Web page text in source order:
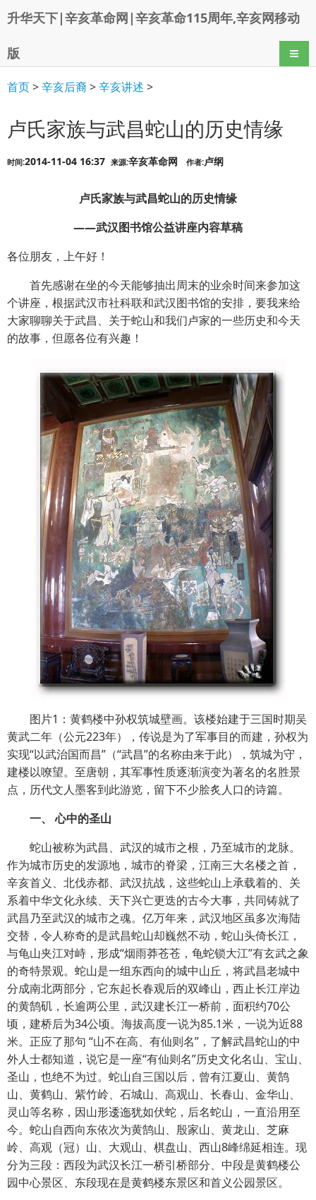
升华天下|辛亥革命网|辛亥革命115周年,辛亥网移动
版 导航
首页>辛亥后裔>辛亥讲述 >
卢氏家族与武昌蛇山的历史情缘
时间:2014-11-04 16:37 来源:辛亥革命网 作者:卢纲
卢氏家族与武昌蛇山的历史情缘
——武汉图书馆公益讲座内容草稿
各位朋友，上午好！
首先感谢在坐的今天能够抽出周末的业余时间来参加这
个讲座，根据武汉市社科联和武汉图书馆的安排，要我来给
大家聊聊关于武昌、关于蛇山和我们卢家的一些历史和今天
的故事，但愿各位有兴趣！
图片1：黄鹤楼中孙权筑城壁画。该楼始建于三国时期吴
黄武二年（公元223年），传说是为了军事目的而建，孙权为
实现“以武治国而昌”（“武昌”的名称由来于此），筑城为守，
建楼以嘹望。至唐朝，其军事性质逐渐演变为著名的名胜景
点，历代文人墨客到此游览，留下不少脍炙人口的诗篇。
一、 心中的圣山
蛇山被称为武昌、武汉的城市之根，乃至城市的龙脉。
作为城市历史的发源地，城市的脊梁，江南三大名楼之首，
辛亥首义、北伐赤都、武汉抗战，这些蛇山上承载着的、关
系着中华文化永续、天下兴亡更迭的古今大事，共同铸就了
武昌乃至武汉的城市之魂。亿万年来，武汉地区虽多次海陆
交替，令人称奇的是武昌蛇山却巍然不动，蛇山头倚长江，
与龟山夹江对峙，形成“烟雨莽苍苍，龟蛇锁大江”有玄武之象
的奇特景观。蛇山是一组东西向的城中山丘，将武昌老城中
分成南北两部分，它东起长春观后的双峰山，西止长江岸边
的黄鹄矶，长逾两公里，武汉建长江一桥前，面积约70公
顷，建桥后为34公顷。海拔高度一说为85.1米，一说为近88
米。正应了那句 “山不在高、有仙则名”，了解武昌蛇山的中
外人士都知道，说它是一座“有仙则名”历史文化名山、宝山、
圣山，也绝不为过。蛇山自三国以后，曾有江夏山、黄鹄
山、黄鹤山、紫竹岭、石城山、高观山、长春山、金华山、
灵山等名称，因山形逶迤犹如伏蛇，后名蛇山，一直沿用至
今。蛇山自西向东依次为黄鹄山、殷家山、黄龙山、芝麻
岭、高观（冠）山、大观山、棋盘山、西山8峰绵延相连。现
分为三段：西段为武汉长江一桥引桥部分、中段是黄鹤楼公
园中心景区、东段现在是黄鹤楼东景区和首义公园景区。